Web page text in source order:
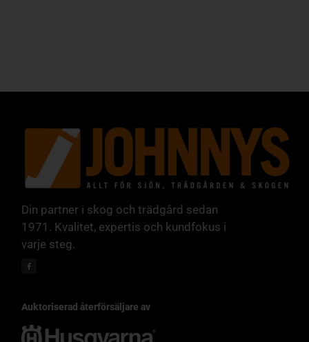
Din partner i skog och trädgård sedan
1971. Kvalitet, expertis och kundfokus i
varje steg.
Auktoriserad återförsäljare av